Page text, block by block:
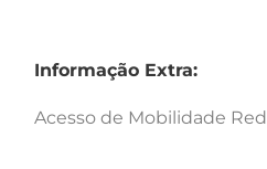
Informação Extra:
Acesso de Mobilidade